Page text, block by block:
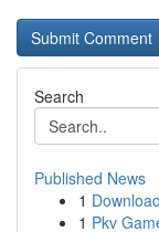
Search
Published News
1
1 Pkv